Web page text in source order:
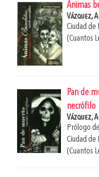
Ánimas
Vázquez,
Ciudad de
(Cuantos
Pan de
necrófilo
Vázquez,
Prólogo de
Ciudad de
(Cuantos